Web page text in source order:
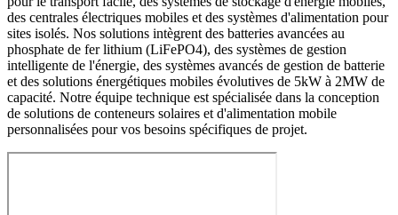
des centrales électriques mobiles et des systèmes d'alimentation pour
sites isolés. Nos solutions intègrent des batteries avancées au
phosphate de fer lithium (LiFePO4), des systèmes de gestion
intelligente de l'énergie, des systèmes avancés de gestion de batterie
et des solutions énergétiques mobiles évolutives de 5kW à 2MW de
capacité. Notre équipe technique est spécialisée dans la conception
de solutions de conteneurs solaires et d'alimentation mobile
personnalisées pour vos besoins spécifiques de projet.